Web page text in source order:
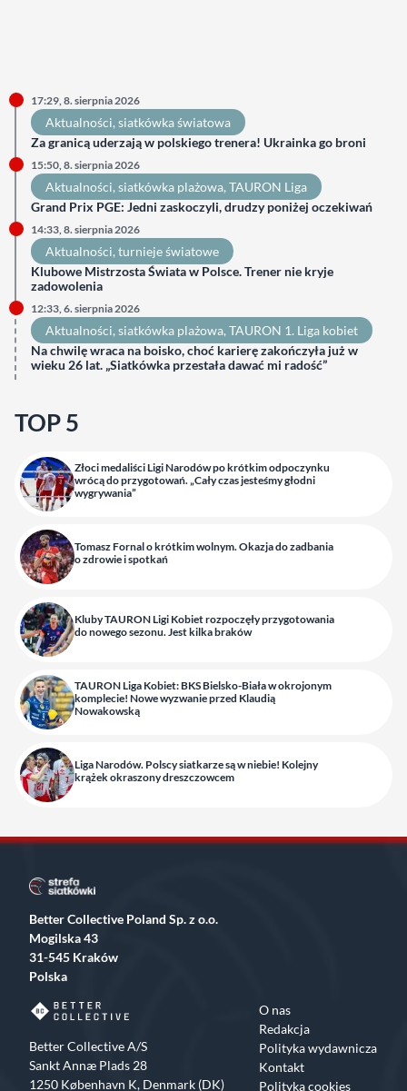
17:29, 8. sierpnia 2026
Aktualności, siatkówka światowa
Za granicą uderzają w polskiego trenera! Ukrainka go broni
15:50, 8. sierpnia 2026
Aktualności, siatkówka plażowa, TAURON Liga
Grand Prix PGE: Jedni zaskoczyli, drudzy poniżej oczekiwań
14:33, 8. sierpnia 2026
Aktualności, turnieje światowe
Klubowe Mistrzosta Świata w Polsce. Trener nie kryje
zadowolenia
12:33, 6. sierpnia 2026
Aktualności, siatkówka plażowa, TAURON 1. Liga kobiet
Na chwilę wraca na boisko, choć karierę zakończyła już w
wieku 26 lat. „Siatkówka przestała dawać mi radość”
TOP 5
Złoci medaliści Ligi Narodów po krótkim odpoczynku
wrócą do przygotowań. „Cały czas jesteśmy głodni
wygrywania”
Tomasz Fornal o krótkim wolnym. Okazja do zadbania
o zdrowie i spotkań
Kluby TAURON Ligi Kobiet rozpoczęły przygotowania
do nowego sezonu. Jest kilka braków
TAURON Liga Kobiet: BKS Bielsko-Biała w okrojonym
komplecie! Nowe wyzwanie przed Klaudią
Nowakowską
Liga Narodów. Polscy siatkarze są w niebie! Kolejny
krążek okraszony dreszczowcem
Better Collective Poland Sp. z o.o.
Mogilska 43
31-545 Kraków
Polska
Better Collective A/S
Sankt Annæ Plads 28
1250 København K, Denmark (DK)
O nas
Redakcja
Polityka wydawnicza
Kontakt
Polityka cookies